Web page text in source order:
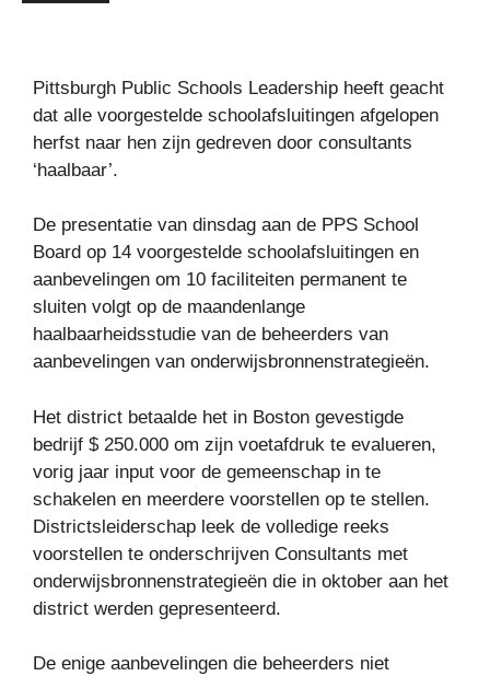
Pittsburgh Public Schools Leadership heeft geacht
dat alle voorgestelde schoolafsluitingen afgelopen
herfst naar hen zijn gedreven door consultants
‘haalbaar’.
De presentatie van dinsdag aan de PPS School
Board op 14 voorgestelde schoolafsluitingen en
aanbevelingen om 10 faciliteiten permanent te
sluiten volgt op de maandenlange
haalbaarheidsstudie van de beheerders van
aanbevelingen van onderwijsbronnenstrategieën.
Het district betaalde het in Boston gevestigde
bedrijf $ 250.000 om zijn voetafdruk te evalueren,
vorig jaar input voor de gemeenschap in te
schakelen en meerdere voorstellen op te stellen.
Districtsleiderschap leek de volledige reeks
voorstellen te onderschrijven Consultants met
onderwijsbronnenstrategieën die in oktober aan het
district werden gepresenteerd.
De enige aanbevelingen die beheerders niet